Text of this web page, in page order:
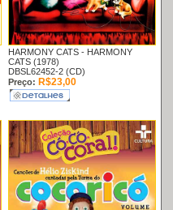
HARMONY CATS - HARMONY
CATS (1978)
DBSL62452-2 (CD)
Preço: R$23,00